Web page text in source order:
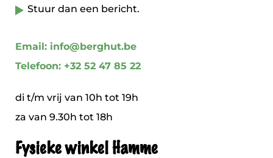
Stuur dan een bericht.
Email: info@berghut.be
Telefoon: +32 52 47 85 22
di t/m vrij van 10h tot 19h
za van 9.30h tot 18h
Fysieke winkel Hamme